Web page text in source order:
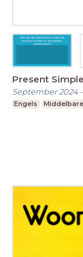
Present
September 2024-
Engels